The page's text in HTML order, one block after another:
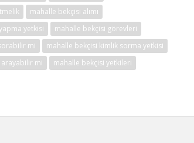
mahalle bekçisi alımı
yetkisi
mahalle bekçisi görevleri
mi
mahalle bekçisi kimlik sorma yetkisi
mi
mahalle bekçisi yetkileri